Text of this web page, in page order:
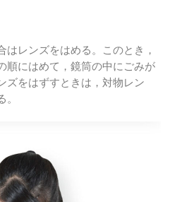
はレンズをはめる。このとき，
順にはめて，鏡筒の中にごみが
ズをはずすときは，対物レン